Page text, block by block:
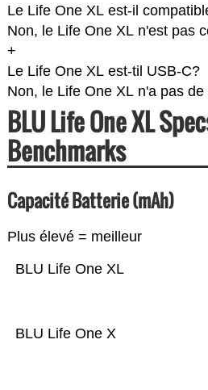
Le Life One XL est-il
Non, le Life One XL n'est pas
+
Le Life One XL est-til USB-C?
Non, le Life One XL n'a pas
BLU Life One XL
Benchmarks
Capacité Batterie (mAh)
Plus élevé = meilleur
BLU Life One X
BLU Life One XL